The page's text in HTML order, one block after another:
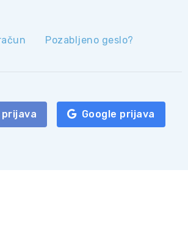
Pozabljeno geslo?
prijava Google prijava